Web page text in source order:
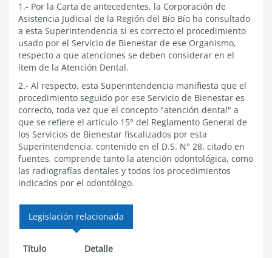
1.- Por la Carta de antecedentes, la Corporación de
Asistencia Judicial de la Región del Bío Bío ha consultado
a esta Superintendencia si es correcto el procedimiento
usado por el Servicio de Bienestar de ese Organismo,
respecto a que atenciones se deben considerar en el
ítem de la Atención Dental.
2.- Al respecto, esta Superintendencia manifiesta que el
procedimiento seguido por ese Servicio de Bienestar es
correcto, toda vez que el concepto "atención dental" a
que se refiere el artículo 15° del Reglamento General de
los Servicios de Bienestar fiscalizados por esta
Superintendencia, contenido en el D.S. N° 28, citado en
fuentes, comprende tanto la atención odontológica, como
las radiografías dentales y todos los procedimientos
indicados por el odontólogo.
Legislación relacionada
Título Detalle